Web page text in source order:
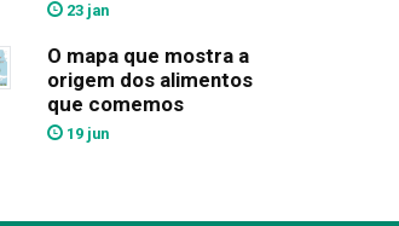
23 jan
O mapa que mostra a
origem dos alimentos
que comemos
19 jun